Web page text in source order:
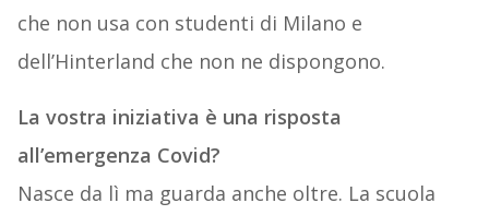
che non usa con studenti di Milano e
dell’Hinterland che non ne dispongono.
La vostra iniziativa è una risposta
all’emergenza Covid?
Nasce da lì ma guarda anche oltre. La scuola